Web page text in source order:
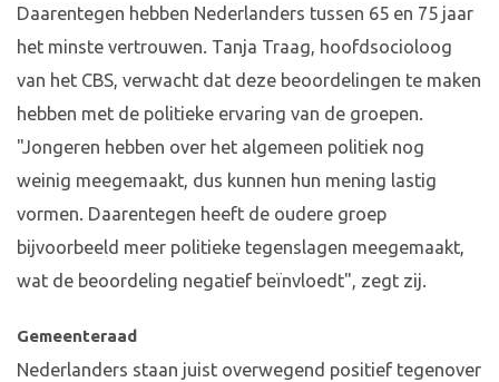
Daarentegen hebben Nederlanders tussen 65 en 75 jaar
het minste vertrouwen. Tanja Traag, hoofdsocioloog
van het CBS, verwacht dat deze beoordelingen te maken
hebben met de politieke ervaring van de groepen.
"Jongeren hebben over het algemeen politiek nog
weinig meegemaakt, dus kunnen hun mening lastig
vormen. Daarentegen heeft de oudere groep
bijvoorbeeld meer politieke tegenslagen meegemaakt,
wat de beoordeling negatief beïnvloedt", zegt zij.
Gemeenteraad
Nederlanders staan juist overwegend positief tegenover